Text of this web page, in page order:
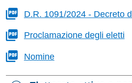
D.R. 1091/2024 - Decreto
Proclamazione degli eletti
Nomine